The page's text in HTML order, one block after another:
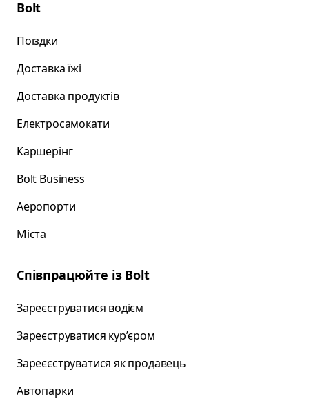
Bolt
Поїздки
Доставка їжі
Доставка продуктів
Електросамокати
Каршерінг
Bolt Business
Аеропорти
Міста
Співпрацюйте із Bolt
Зареєструватися водієм
Зареєструватися курʼєром
Зареєєструватися як продавець
Автопарки